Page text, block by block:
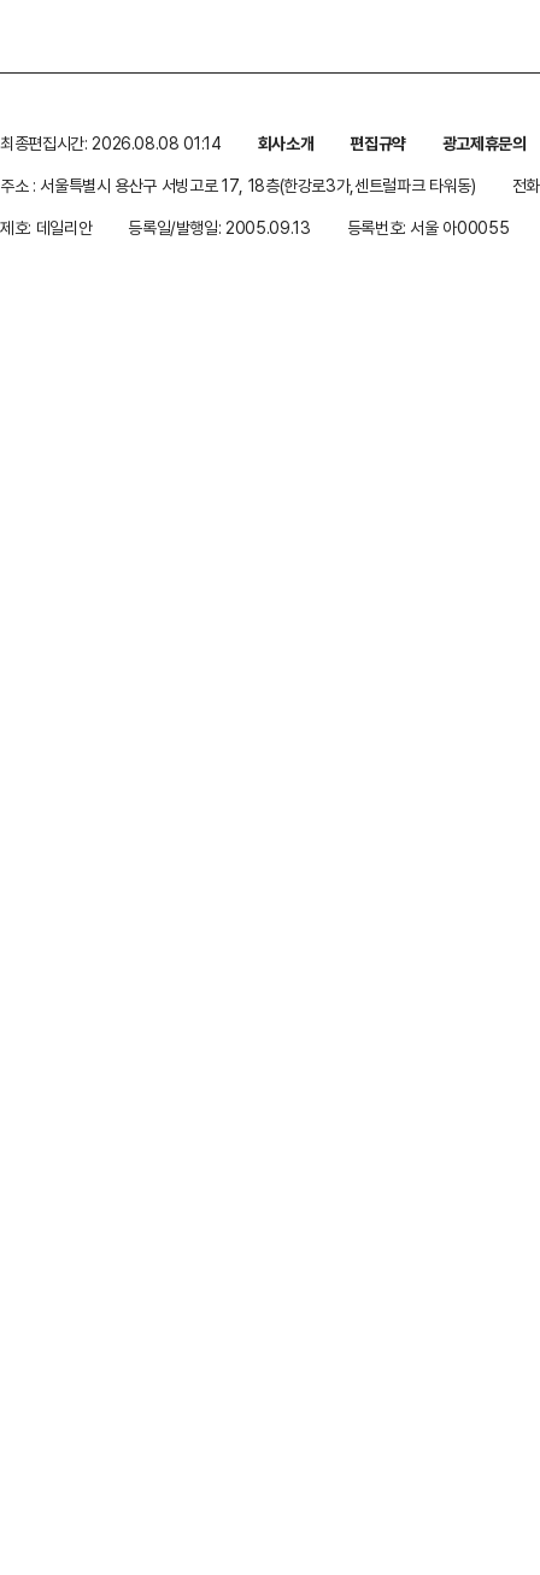
최종편집시간: 2026.08.08 01:14 회사소개 편집규약
광고제휴문의
주소 : 서울특별시 용산구 서빙고로 17, 18층(한강로3가,센트럴파크 타워동)
전
제호: 데일리안
등록일/발행일: 2005.09.13 등록번호: 서울 아00055